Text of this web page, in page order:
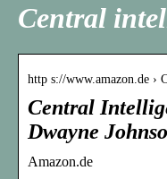
Central
http s://www.amazon.de
Central
Dwayne
Amazon.de